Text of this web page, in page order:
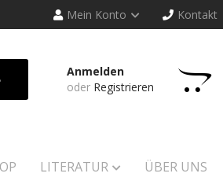
Mein Konto Kontakt
Anmelden
oder Registrieren
LITERATUR ÜBER UNS